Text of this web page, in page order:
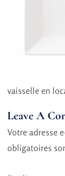
vaisselle en
Leave A
Votre adresse
obligatoires